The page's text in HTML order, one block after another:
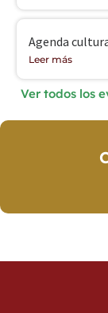
Agenda
Leer más
Ver todos los